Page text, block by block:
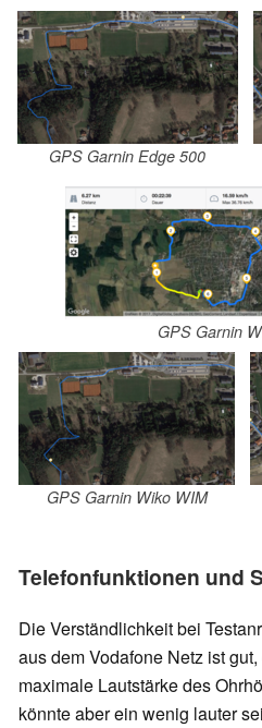
GPS Garnin Edge 500
GPS Garnin
GPS Garnin Wiko WIM
Telefonfunktionen und
Die Verständlichkeit bei
aus dem Vodafone Netz ist
maximale Lautstärke des
könnte aber ein wenig lauter